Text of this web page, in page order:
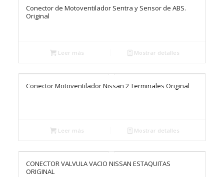
Conector de Motoventilador Sentra y Sensor de ABS.
Original
Leer más Mostrar detalles
Conector Motoventilador Nissan 2 Terminales Original
Leer más Mostrar detalles
CONECTOR VALVULA VACIO NISSAN ESTAQUITAS
ORIGINAL